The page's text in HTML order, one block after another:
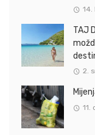
14.
TAJ
2.
11.